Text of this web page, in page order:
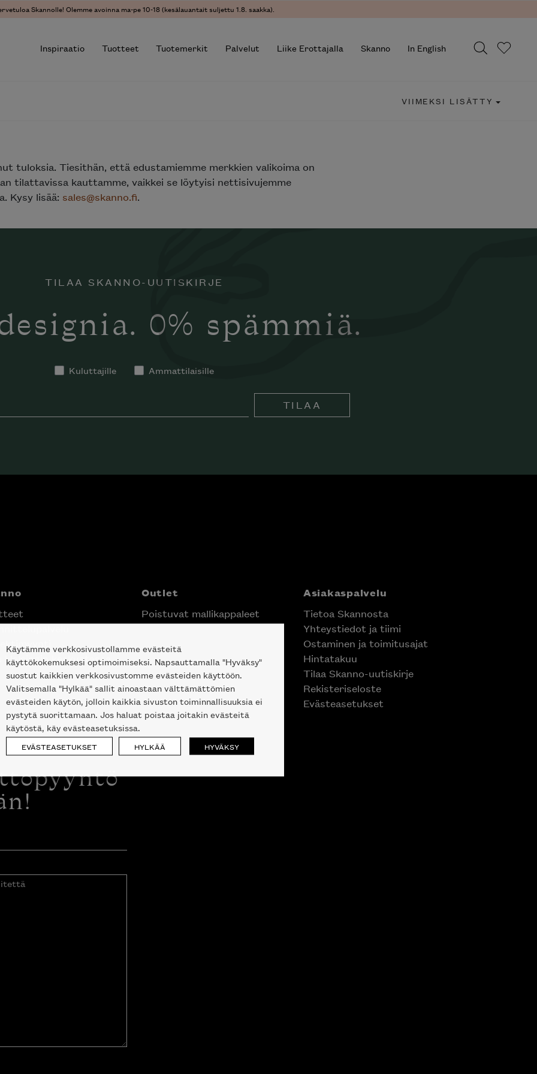
Skannolle! Olemme avoinna ma-pe 10-18 (kesälauantait suljettu 1.8. saakka).
Inspiraatio Tuotteet Tuotemerkit Palvelut Liike Erottajalla Skanno In English
VIIMEKSI LISÄTTY
tuloksia. Tiesithän, että edustamiemme merkkien valikoima on
tilattavissa kauttamme, vaikkei se löytyisi nettisivujemme
Kysy lisää: sales@skanno.fi.
TILAA SKANNO-UUTISKIRJE
0% spämmiä.
Kuluttajille Ammattilaisille
TILAA
Helsingin keskustassa
Outlet
Poistuvat mallikappaleet
Asiakaspalvelu
Tietoa Skannosta
Yhteystiedot ja tiimi
Ostaminen ja toimitusajat
Hintatakuu
Tilaa Skanno-uutiskirje
Rekisteriseloste
Evästeasetukset
Käytämme verkkosivustollamme evästeitä
käyttökokemuksesi optimoimiseksi. Napsauttamalla "Hyväksy"
suostut kaikkien verkkosivustomme evästeiden käyttöön.
Valitsemalla "Hylkää" sallit ainoastaan välttämättömien
evästeiden käytön, jolloin kaikkia sivuston toiminnallisuuksia ei
pystytä suorittamaan. Jos haluat poistaa joitakin evästeitä
käytöstä, käy evästeasetuksissa.
EVÄSTEASETUKSET HYLKÄÄ HYVÄKSY